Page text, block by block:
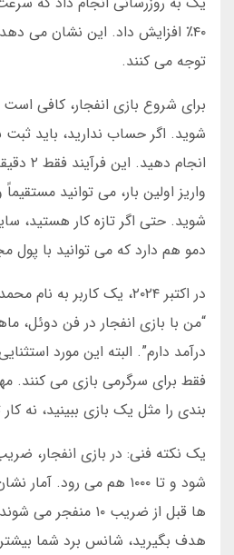
۴۰٪ افزایش داد. این نشان می
توجه می کنند.
برای شروع بازی انفجار، کافی
شوید. اگر حساب ندارید، باید
انجام
واریز اولین بار، می توانید
شوید. حتی اگر تازه کار
دمو هم دارد که می توانید با پول
در اکتبر ۲۰۲۴، یک کاربر
درآمد دارم”. البته این مورد
فقط برای سرگرمی بازی می کنند.
بندی را مثل یک بازی ببینید، نه
هدف بگیرید، شانس برد شما